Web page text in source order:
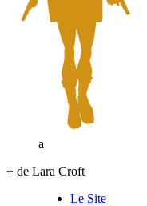
a
+ de Lara Croft
Le Site